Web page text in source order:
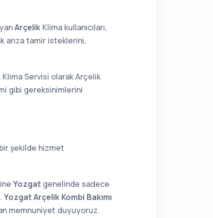
Arçelik Klima kullanıcıları,
arıza tamir isteklerini,
Servisi olarak Arçelik
gibi gereksinimlerini
şekilde hizmet
Yozgat genelinde sadece
Yozgat Arçelik Kombi Bakımı
memnuniyet duyuyoruz.